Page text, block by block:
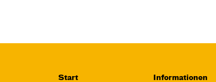
Start Informationen